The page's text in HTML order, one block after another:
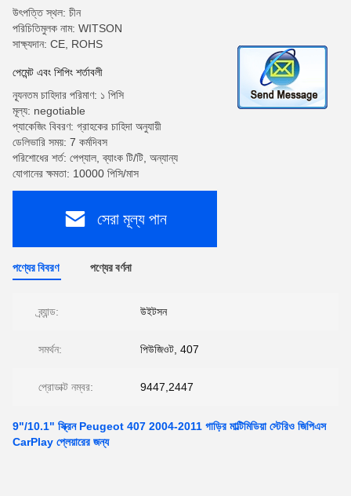
উৎপত্তি স্থল: চীন
পরিচিতিমুলক নাম: WITSON
সাক্ষ্যদান: CE, ROHS
পেমেন্ট এবং শিপিং শর্তাবলী
ন্যূনতম চাহিদার পরিমাণ: ১ পিসি
মূল্য: negotiable
প্যাকেজিং বিবরণ: গ্রাহকের চাহিদা অনুযায়ী
ডেলিভারি সময়: 7 কর্মদিবস
পরিশোধের শর্ত: পেপ্যাল, ব্যাংক টি/টি, অন্যান্য
যোগানের ক্ষমতা: 10000 পিসি/মাস
সেরা মূল্য পান
পণ্যের বিবরণ পণ্যের বর্ণনা
ব্র্যান্ড: উইটসন
সমর্থন: পিউজিওট, 407
প্রোডাক্ট নম্বর: 9447,2447
9"/10.1" স্ক্রিন Peugeot 407 2004-2011 গাড়ির মাল্টিমিডিয়া স্টেরিও জিপিএস
CarPlay প্লেয়ারের জন্য